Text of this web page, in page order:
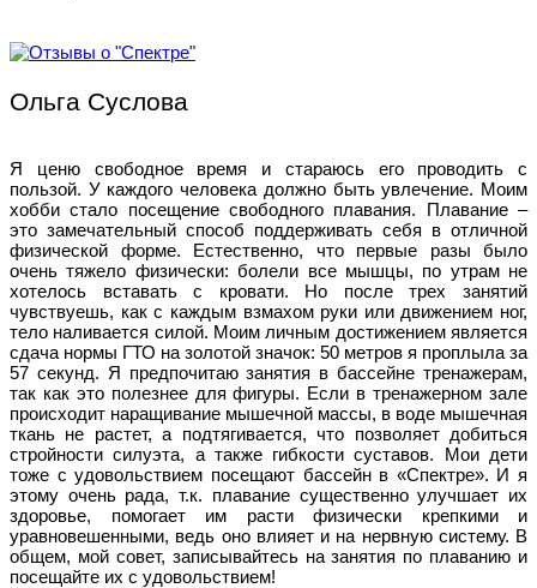
Ольга Суслова
Я ценю свободное время и стараюсь его проводить с
пользой. У каждого человека должно быть увлечение. Моим
хобби стало посещение свободного плавания. Плавание –
это замечательный способ поддерживать себя в отличной
физической форме. Естественно, что первые разы было
очень тяжело физически: болели все мышцы, по утрам не
хотелось вставать с кровати. Но после трех занятий
чувствуешь, как с каждым взмахом руки или движением ног,
тело наливается силой. Моим личным достижением является
сдача нормы ГТО на золотой значок: 50 метров я проплыла за
57 секунд. Я предпочитаю занятия в бассейне тренажерам,
так как это полезнее для фигуры. Если в тренажерном зале
происходит наращивание мышечной массы, в воде мышечная
ткань не растет, а подтягивается, что позволяет добиться
стройности силуэта, а также гибкости суставов. Мои дети
тоже с удовольствием посещают бассейн в «Спектре». И я
этому очень рада, т.к. плавание существенно улучшает их
здоровье, помогает им расти физически крепкими и
уравновешенными, ведь оно влияет и на нервную систему. В
общем, мой совет, записывайтесь на занятия по плаванию и
посещайте их с удовольствием!